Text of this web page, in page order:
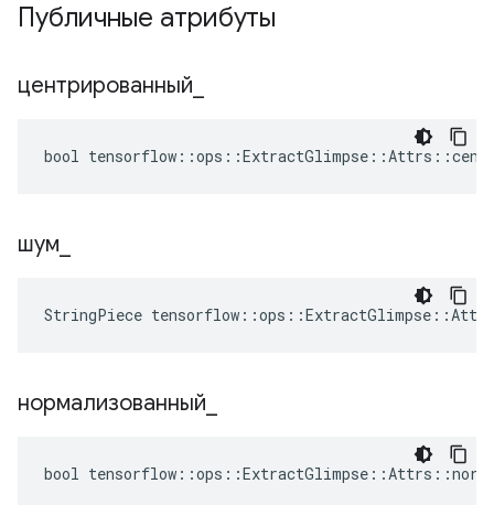
Публичные атрибуты
центрированный
bool
шум
StringPiece
нормализованный
bool